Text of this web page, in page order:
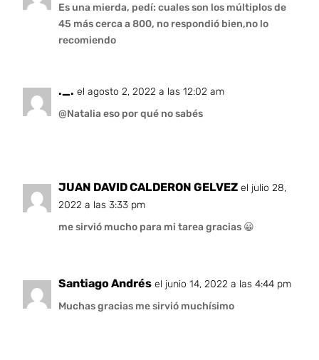
Es una mierda, pedí: cuales son los múltiplos de
45 más cerca a 800, no respondió bien,no lo
recomiendo
._. el agosto 2, 2022 a las 12:02 am
@Natalia eso por qué no sabés
JUAN DAVID CALDERON GELVEZ el julio 28,
2022 a las 3:33 pm
me sirvió mucho para mi tarea gracias 😀
Santiago Andrés el junio 14, 2022 a las 4:44 pm
Muchas gracias me sirvió muchísimo